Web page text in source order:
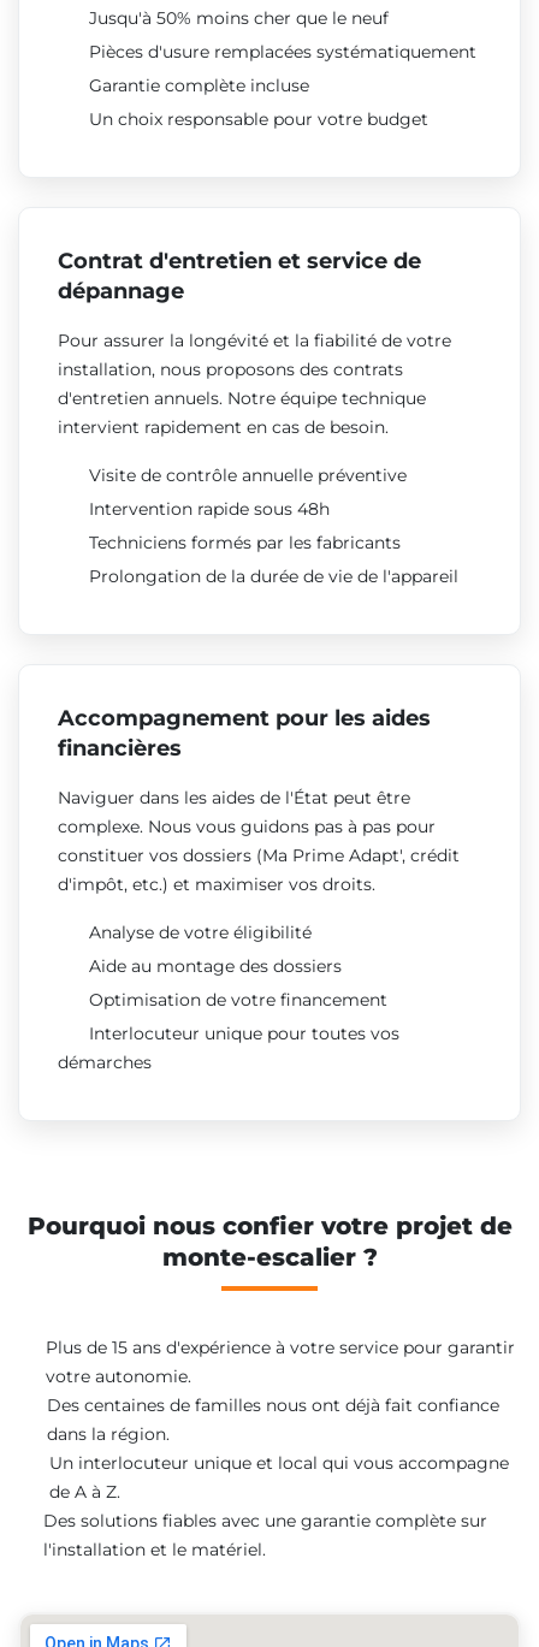
Jusqu'à 50% moins cher que le neuf
Pièces d'usure remplacées systématiquement
Garantie complète incluse
Un choix responsable pour votre budget
Contrat d'entretien et service de
dépannage
Pour assurer la longévité et la fiabilité de votre
installation, nous proposons des contrats
d'entretien annuels. Notre équipe technique
intervient rapidement en cas de besoin.
Visite de contrôle annuelle préventive
Intervention rapide sous 48h
Techniciens formés par les fabricants
Prolongation de la durée de vie de l'appareil
Accompagnement pour les aides
financières
Naviguer dans les aides de l'État peut être
complexe. Nous vous guidons pas à pas pour
constituer vos dossiers (Ma Prime Adapt', crédit
d'impôt, etc.) et maximiser vos droits.
Analyse de votre éligibilité
Aide au montage des dossiers
Optimisation de votre financement
Interlocuteur unique pour toutes vos
démarches
Pourquoi nous confier votre projet de
monte-escalier ?
Plus de 15 ans d'expérience à votre service pour garantir
votre autonomie.
Des centaines de familles nous ont déjà fait confiance
dans la région.
Un interlocuteur unique et local qui vous accompagne
de A à Z.
Des solutions fiables avec une garantie complète sur
l'installation et le matériel.